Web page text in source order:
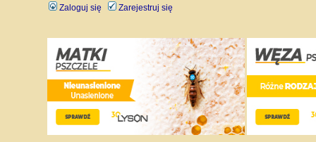
Zaloguj się Zarejestruj się